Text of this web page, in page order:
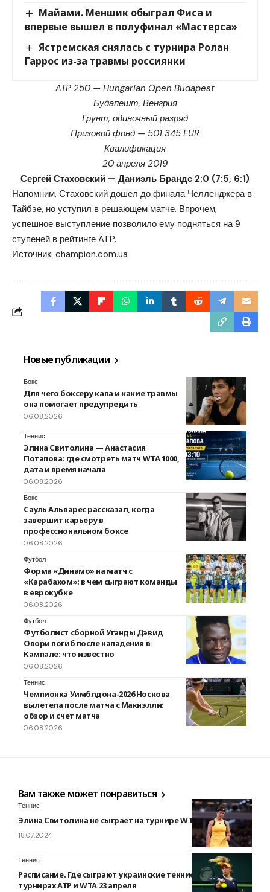
Майами. Меншик обыграл Фиса и
впервые вышел в полуфинал «Мастерса»
Ястремская снялась с турнира Ролан
Гаррос из-за травмы россиянки
ATP 250 — Hungarian Open Budapest
Будапешт, Венгрия
Грунт, одиночный разряд
Призовой фонд — 501 345 EUR
Квалификация
20 апреля 2019
Сергей Стаховский — Даниэль Брандс 2:0 (7:5, 6:1)
Напомним, Стаховский дошел до финала Челленджера в
Тайбэе, но уступил в решающем матче. Впрочем,
успешное выступление позволило ему подняться на 9
ступеней в рейтинге ATP.
Источник: champion.com.ua
Новые публикации
Бокс
Для чего боксеру капа и какие травмы
она помогает предупредить
06.08.2026
Теннис
Элина Свитолина — Анастасия
Потапова: где смотреть матч WTA 1000,
дата и время начала
06.08.2026
Бокс
Сауль Альварес рассказал, когда
завершит карьеру в
профессиональном боксе
06.08.2026
Футбол
Форма «Динамо» на матч с
«Карабахом»: в чем сыграют команды
в еврокубке
06.08.2026
Футбол
Футболист сборной Уганды Дэвид
Овори погиб после нападения в
Кампале: что известно
06.08.2026
Теннис
Чемпионка Уимблдона-2026 Носкова
вылетела после матча с Макнэлли:
обзор и счет матча
06.08.2026
Вам также может понравиться
Теннис
Элина Свитолина не сыграет на турнире WTA в Палермо
18.07.2024
Теннис
Расписание. Где сыграют украинские теннисисты на
турнирах ATP и WTA 23 апреля